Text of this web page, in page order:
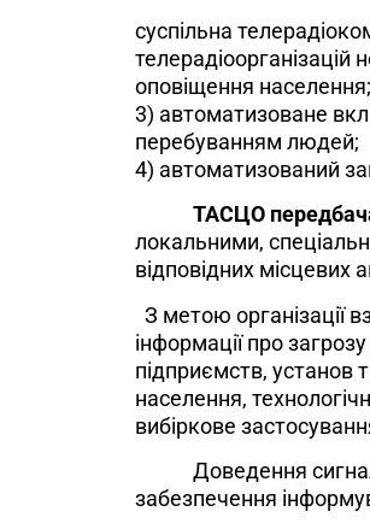
суспільна
оповіщення населення;
3) автоматизоване
перебуванням людей;
4) автоматизований
ТАСЦО
локальними,
відповідних місцевих
З метою організації
інформації про
підприємств, установ
населення,
вибіркове
Доведення
забезпечення